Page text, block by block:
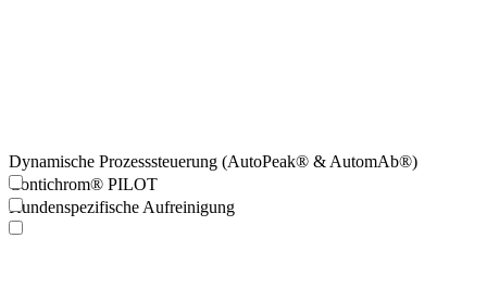
Dynamische Prozesssteuerung (AutoPeak® & AutomAb®)
Contichrom® PILOT
Kundenspezifische Aufreinigung